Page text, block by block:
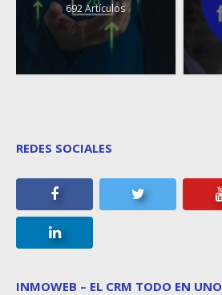
692 Artículos
REDES SOCIALES
INMOWEB – EL CRM TODO EN UNO